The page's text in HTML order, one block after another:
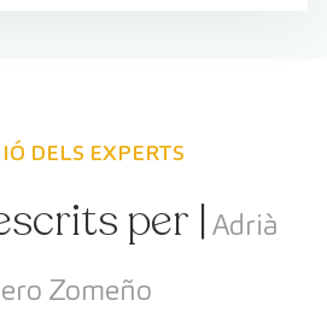
DELS EXPERTS
per |Adrià
Zomeño